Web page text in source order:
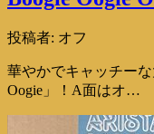
投稿者: オフ
華やかでキャッチー
Oogie」！A面はオ…